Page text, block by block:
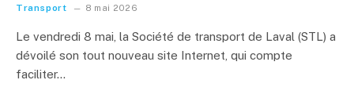
Transport 8 mai 2026
Le vendredi 8 mai, la Société de transport de Laval (STL) a
dévoilé son tout nouveau site Internet, qui compte
faciliter…